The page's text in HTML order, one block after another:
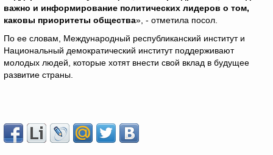
важно и информирование политических лидеров о том,
каковы приоритеты общества», - отметила посол.
По ее словам, Международный республиканский институт и
Национальный демократический институт поддерживают
молодых людей, которые хотят внести свой вклад в будущее
развитие страны.